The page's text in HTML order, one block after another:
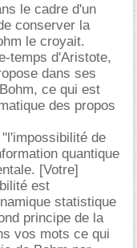
le cadre d'un
conserver la
le croyait.
temps d'Aristote,
dans ses
ce qui est
des propos
de
quantique
[Votre]
est
statistique
principe de la
vos mots ce qui